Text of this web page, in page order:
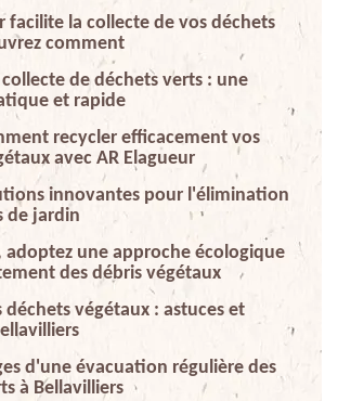
facilite la collecte de vos déchets
comment
collecte de déchets verts : une
et rapide
recycler efficacement vos
avec AR Elagueur
innovantes pour l'élimination
de jardin
adoptez une approche écologique
des débris végétaux
déchets végétaux : astuces et
d'une évacuation régulière des
à Bellavilliers